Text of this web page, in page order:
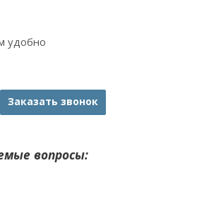
удобно
Заказать звонок
вопросы: